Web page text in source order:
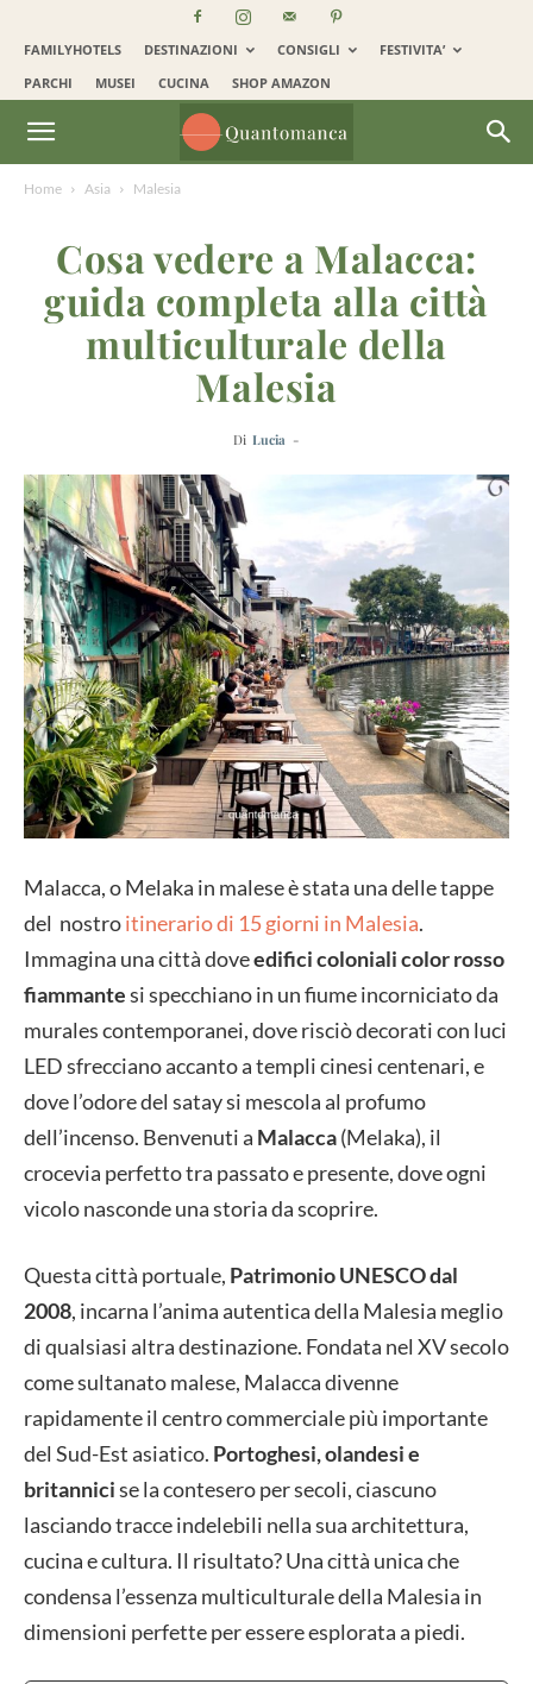
FAMILYHOTELS DESTINAZIONI CONSIGLI
FESTIVITA’
PARCHI
MUSEI CUCINA SHOP AMAZON
Home Asia Malesia
Cosa vedere a Malacca:
guida completa alla città
multiculturale della
Malesia
Di Lucia -
Malacca, o Melaka in malese è stata una delle tappe
del nostroitinerario di 15 giorni in Malesia.
Immagina una città doveedifici coloniali color rosso
fiammantesi specchiano in un fiume incorniciato da
murales contemporanei, dove risciò decorati con luci
LED sfrecciano accanto a templi cinesi centenari, e
dove l’odore del satay si mescola al profumo
dell’incenso. Benvenuti a Malacca(Melaka), il
crocevia perfetto tra passato e presente, dove ogni
vicolo nasconde una storia da scoprire.
Questa città portuale, Patrimonio UNESCO dal
2008, incarna l’anima autentica della Malesia meglio
di qualsiasi altra destinazione. Fondata nel XV secolo
come sultanato malese, Malacca divenne
rapidamente il centro commerciale più importante
del Sud-Est asiatico. Portoghesi, olandesi e
britannicise la contesero per secoli, ciascuno
lasciando tracce indelebili nella sua architettura,
cucina e cultura. Il risultato? Una città unica che
condensa l’essenza multiculturale della Malesia in
dimensioni perfette per essere esplorata a piedi.